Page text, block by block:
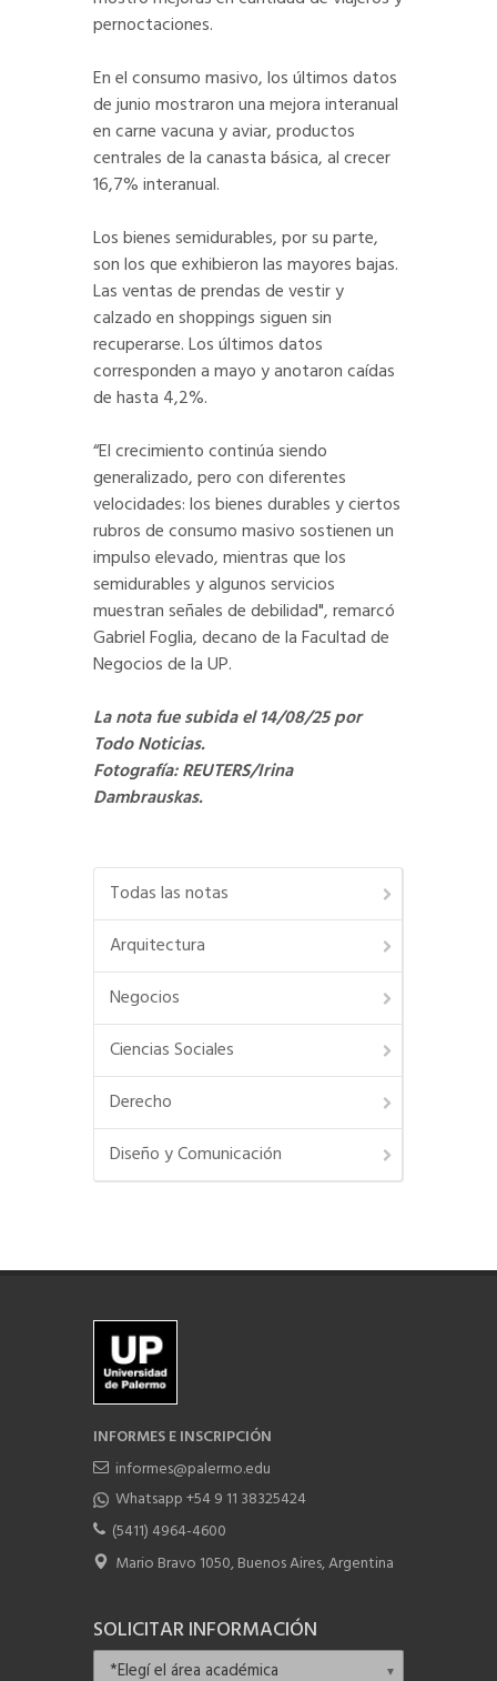
pernoctaciones.
En el consumo masivo, los últimos datos
de junio mostraron una mejora interanual
en carne vacuna y aviar, productos
centrales de la canasta básica, al crecer
16,7% interanual.
Los bienes semidurables, por su parte,
son los que exhibieron las mayores bajas.
Las ventas de prendas de vestir y
calzado en shoppings siguen sin
recuperarse. Los últimos datos
corresponden a mayo y anotaron caídas
de hasta 4,2%.
“El crecimiento continúa siendo
generalizado, pero con diferentes
velocidades: los bienes durables y ciertos
rubros de consumo masivo sostienen un
impulso elevado, mientras que los
semidurables y algunos servicios
muestran señales de debilidad", remarcó
Gabriel Foglia, decano de la Facultad de
Negocios de la UP.
La nota fue subida el 14/08/25 por
Todo Noticias.
Fotografía: REUTERS/Irina
Dambrauskas.
Todas las notas
Arquitectura
Negocios
Ciencias Sociales
Derecho
Diseño y Comunicación
INFORMES E INSCRIPCIÓN
informes@palermo.edu
Whatsapp +54 9 11 38325424
(5411) 4964-4600
Mario Bravo 1050, Buenos Aires, Argentina
SOLICITAR INFORMACIÓN